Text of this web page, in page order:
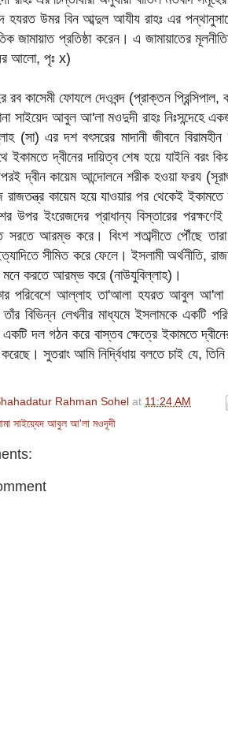
হযরত উমর বিন আব্দুল আযীয রাহঃ এর
জামায়াত প্রতিষ্ঠা করেন। এ জামায়াতের
আলো, পৃঃ x)
কাসেমী ফােযলে দেওবন্দ (প্রাক্তন প্রিন্সিপাল,
সাইয়েদ আবুল আ'লা মওদুদী রাহঃ নিঃসন্দেহে
(সা) এর দশ বৎসরের মাদানী জীবনে
ইকামতে দ্বীনের দায়িত্ব শেষ হয়ে যাইনি বরং
দ্বীন কায়েম আন্দোলনে শরীক হওয়া ফরয
রাজতন্ত্র কায়েম হয়ে যাওয়ার পর থেকেই
উপর ইংরেজদের প্রাধান্য বিস্তারের
আরম্ভ করে। বিংশ শতাব্দীতে পৌঁছে
সীমিত করে ফেলে। ইসলামী অর্থনীতি,
করতে আরম্ভ করে (নাউযুবিল্লাহ)।
পরিবেশে আল্লাহ তা'আলা হযরত আবুল আ'লা
বিভিন্ন লেখনীর মাধ্যমে ইসলামকে একটি
একটি দল গঠন করে বাস্তব ক্ষেত্রে ইকামতে
সুতরাং আমি নির্দ্বিধায় বলতে চাই যে,
Rahman Sohel at 11:24 AM
সাইয়্যেদ আবুল আ'লা মওদূদী